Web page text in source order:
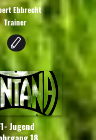
Ebbrecht
Trainer
Jugend